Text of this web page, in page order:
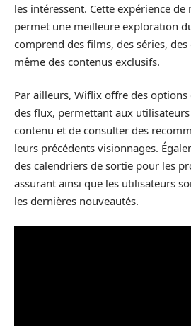
les intéressent. Cette expérience
permet une meilleure exploration
comprend des films, des séries,
même des contenus exclusifs.
Par ailleurs, Wiflix offre des
des flux, permettant aux
contenu et de consulter des
leurs précédents visionnages.
des calendriers de sortie pour les
assurant ainsi que les utilisateurs
les dernières nouveautés.